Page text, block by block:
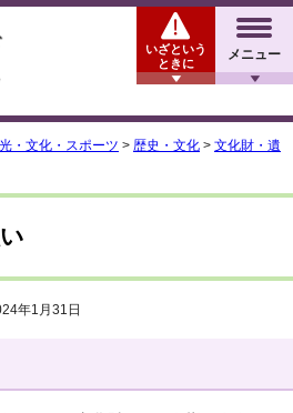
メニュー
いざという
ときに
・文化・スポーツ > 歴史・文化 > 文化財・遺
年1月31日